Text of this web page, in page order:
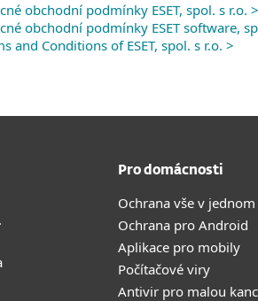
obchodní podmínky ESET, spol. s r.o. >
obchodní podmínky ESET software,
and Conditions of ESET, spol. s r.o. >
Pro domácnosti
Ochrana vše v jednom
Ochrana pro Android
Aplikace pro mobily
Počítačové viry
Antivir pro malou